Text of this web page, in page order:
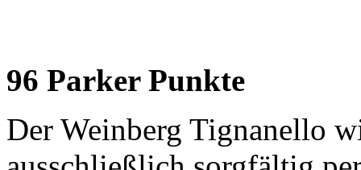
96 Parker Punkte
Der Weinberg Tignanello